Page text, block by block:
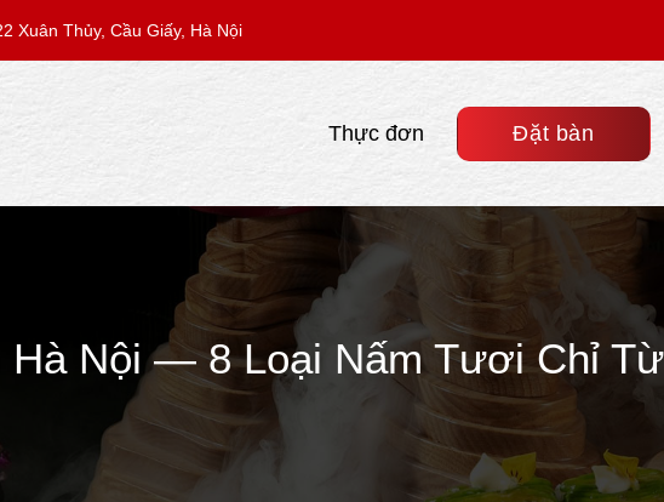
Xuân Thủy, Cầu Giấy, Hà Nội
Thực đơn Đặt bàn
Hà Nội — 8 Loại Nấm Tươi Chỉ